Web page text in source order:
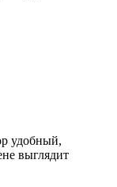
удобный,
выглядит